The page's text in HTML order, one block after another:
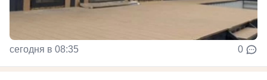
сегодня в 08:35 0